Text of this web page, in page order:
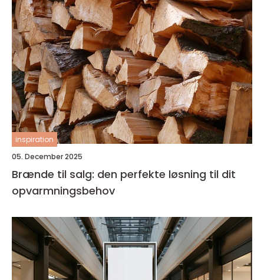
inspiration
05. December 2025
Brænde til salg: den perfekte løsning til dit
opvarmningsbehov